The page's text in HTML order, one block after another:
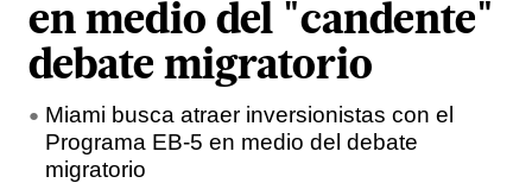
en medio del "candente"
debate migratorio
Miami busca atraer inversionistas con el
Programa EB-5 en medio del debate
migratorio